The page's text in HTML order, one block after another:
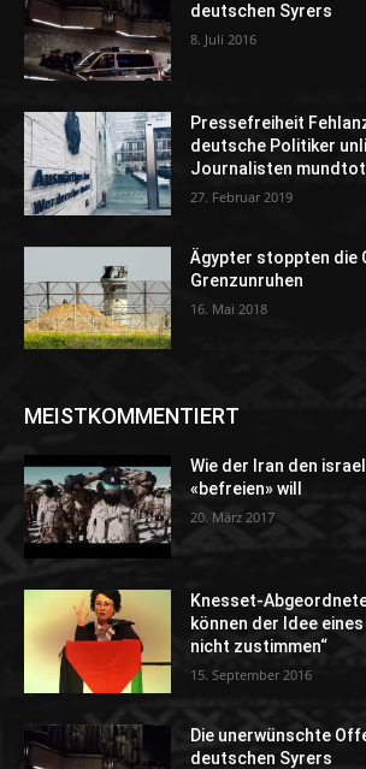
deutschen Syrers
8. Juli 2016
Pressefreiheit
deutsche Politiker
Journalisten mundtot
27. Februar 2019
Ägypter stoppten die
Grenzunruhen
16. Mai 2018
MEISTKOMMENTIERT
Wie der Iran den
«befreien» will
20. März 2017
Knesset-
können der Idee
nicht zustimmen“
15. September 2016
Die unerwünschte
deutschen Syrers